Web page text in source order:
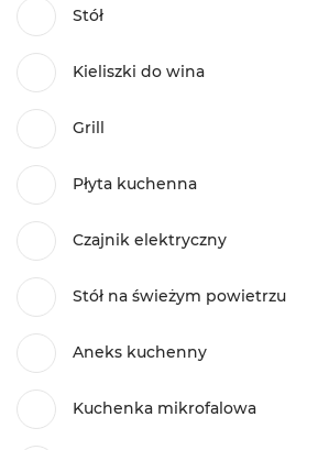
Stół
Kieliszki do wina
Grill
Płyta kuchenna
Czajnik elektryczny
Stół na świeżym powietrzu
Aneks kuchenny
Kuchenka mikrofalowa